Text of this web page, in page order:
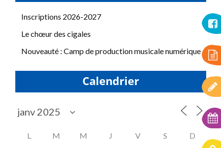
Inscriptions 2026-2027
Le chœur des cigales
Nouveauté : Camp de production musicale numérique
Calendrier
L M M J V S D